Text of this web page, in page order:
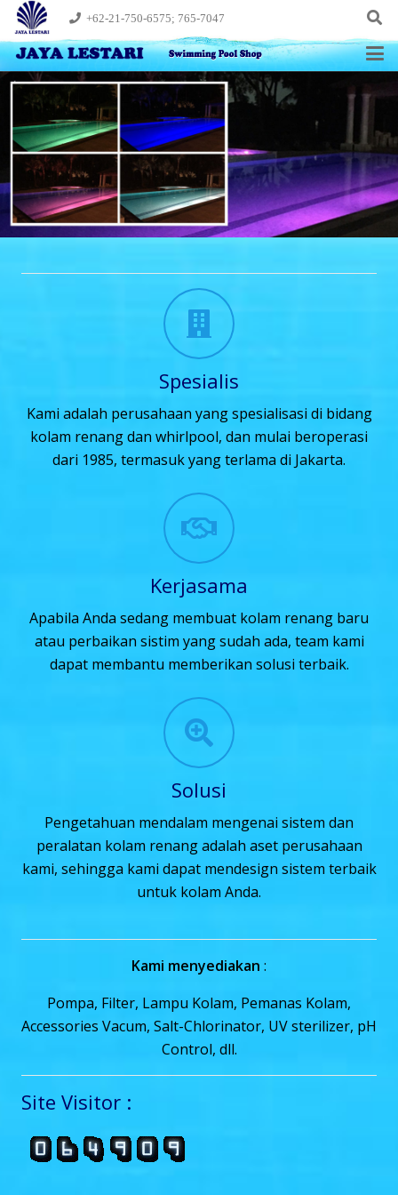
+62-21-750-6575; 765-7047
Spesialis
Kami adalah perusahaan yang spesialisasi di bidang
kolam renang dan whirlpool, dan mulai beroperasi
dari 1985, termasuk yang terlama di Jakarta.
Kerjasama
Apabila Anda sedang membuat kolam renang baru
atau perbaikan sistim yang sudah ada, team kami
dapat membantu memberikan solusi terbaik.
Solusi
Pengetahuan mendalam mengenai sistem dan
peralatan kolam renang adalah aset perusahaan
kami, sehingga kami dapat mendesign sistem terbaik
untuk kolam Anda.
Kami menyediakan :
Pompa, Filter, Lampu Kolam, Pemanas Kolam,
Accessories Vacum, Salt-Chlorinator, UV sterilizer, pH
Control, dll.
Site Visitor :